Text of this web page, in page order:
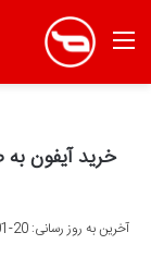
منو
خرید آیفون
آخرین به روز رسانی: 20-01-1404